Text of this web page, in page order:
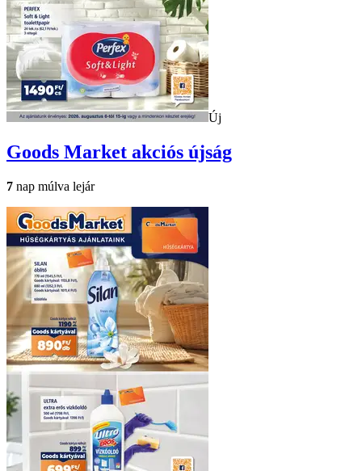
Új
Goods Market akciós újság
7 nap múlva lejár